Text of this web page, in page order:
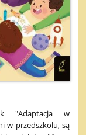
"Adaptacja w
w przedszkolu, są